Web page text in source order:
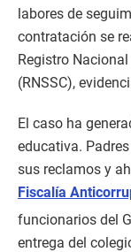
labores de
contratación se
Registro
(RNSSC),
El caso ha
educativa.
sus reclamos y
Fiscalía
funcionarios del
entrega del